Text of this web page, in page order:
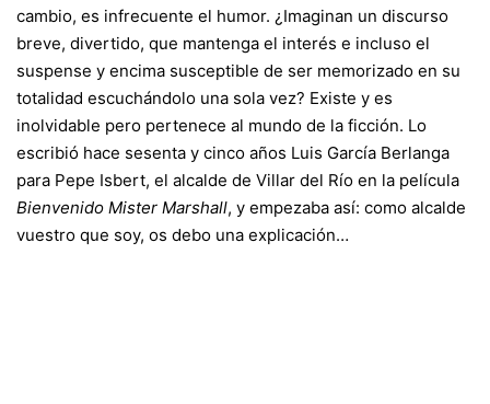
cambio, es infrecuente el humor. ¿Imaginan un discurso
breve, divertido, que mantenga el interés e incluso el
suspense y encima susceptible de ser memorizado en su
totalidad escuchándolo una sola vez? Existe y es
inolvidable pero pertenece al mundo de la ficción. Lo
escribió hace sesenta y cinco años Luis García Berlanga
para Pepe Isbert, el alcalde de Villar del Río en la película
Bienvenido Mister Marshall, y empezaba así: como alcalde
vuestro que soy, os debo una explicación…